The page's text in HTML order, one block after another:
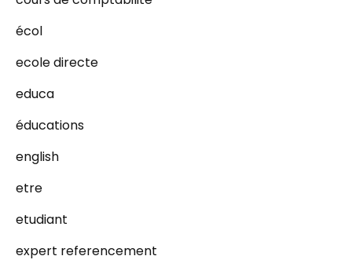
écol
ecole directe
educa
éducations
english
etre
etudiant
expert referencement